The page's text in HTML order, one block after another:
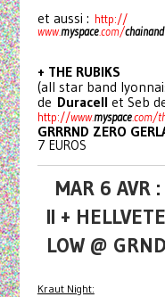
et aussi : http://
www.myspace.com/chainan
+ THE RUBIKS
(all star band
de Duracell et Seb
http://www.myspace.com/
GRRRND ZERO
7 EUROS
MAR 6 AVR
II +
LOW @
Kraut Night: